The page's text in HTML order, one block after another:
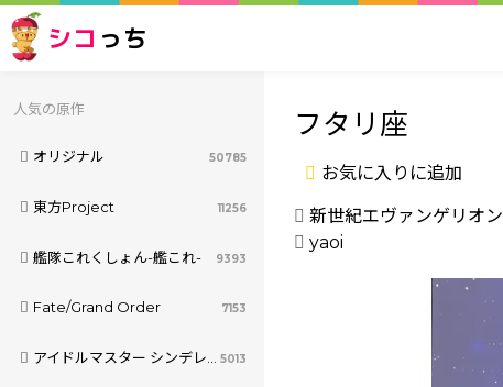
シコ っち
人気の原作
オリジナル 50785
東方Project 11256
艦隊これくしょん-艦これ- 9393
Fate/Grand Order 7153
アイドルマスター シンデレラガールズ 5013
フタリ座
お気に入りに追加
新世紀エヴァンゲリオン
yaoi